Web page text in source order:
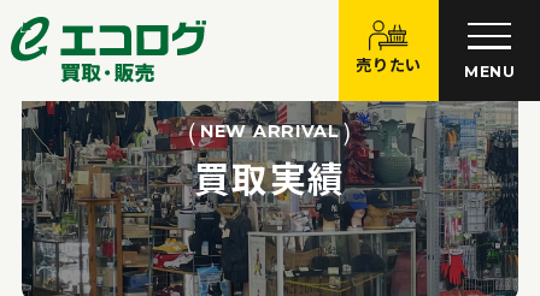
売りたい MENU
NEW ARRIVAL
買取実績